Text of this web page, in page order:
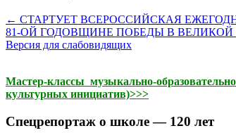
← СТАРТУЕТ ВСЕРОССИЙСКАЯ
81-ОЙ ГОДОВЩИНЕ ПОБЕДЫ В
Версия для слабовидящих
Мастер-классы музыкально-
культурных инициатив)>>>
Спецрепортаж о школе — 120 лет